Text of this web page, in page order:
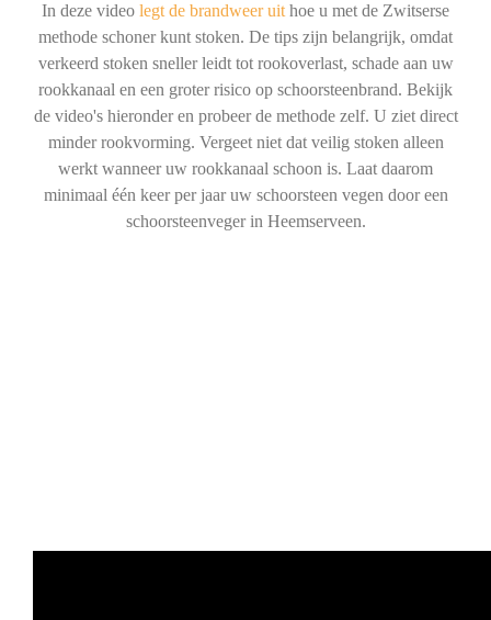
In deze video legt de brandweer uithoe u met de Zwitserse
methode schoner kunt stoken. De tips zijn belangrijk, omdat
verkeerd stoken sneller leidt tot rookoverlast, schade aan uw
rookkanaal en een groter risico op schoorsteenbrand. Bekijk
de video's hieronder en probeer de methode zelf. U ziet direct
minder rookvorming. Vergeet niet dat veilig stoken alleen
werkt wanneer uw rookkanaal schoon is. Laat daarom
minimaal één keer per jaar uw schoorsteen vegen door een
schoorsteenveger in Heemserveen.